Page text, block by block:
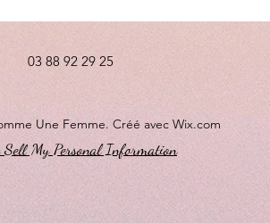
03 88 92 29 25
Une Femme. Créé avec Wix.com
My Personal Information